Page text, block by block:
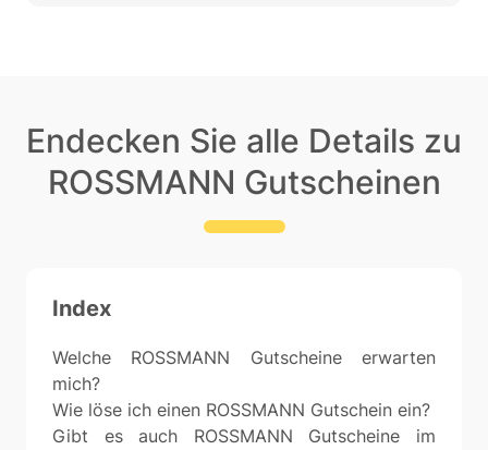
Endecken Sie alle Details zu
ROSSMANN Gutscheinen
Index
Welche ROSSMANN Gutscheine erwarten
mich?
Wie löse ich einen ROSSMANN Gutschein ein?
Gibt es auch ROSSMANN Gutscheine im